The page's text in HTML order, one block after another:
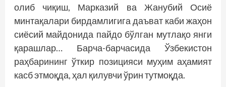
олиб чиқиш, Марказий ва Жанубий Осиё
минтақалари бирдамлигига даъват каби жаҳон
сиёсий майдонида пайдо бўлган мутлақо янги
қарашлар… Барча-барчасида Ўзбекистон
раҳбарининг ўткир позицияси муҳим аҳамият
касб этмоқда, ҳал қилувчи ўрин тутмоқда.